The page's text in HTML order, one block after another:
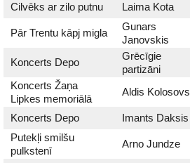
Cilvēks ar zilo putnu Laima Kota
Pār Trentu kāpj migla
Gunars
Janovskis
Koncerts Depo
Grēcīgie
partizāni
Koncerts Žaņa
Lipkes memoriālā
Aldis Kolosovs
Koncerts Depo Imants Daksis
Putekļi smilšu
pulkstenī
Arno Jundze